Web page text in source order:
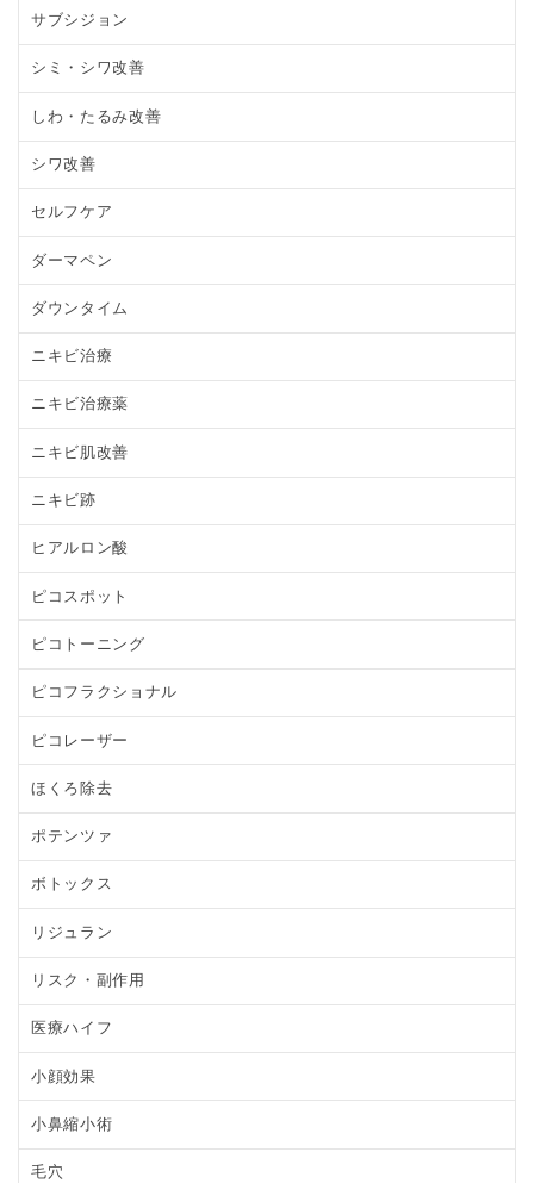
サブシジョン
シミ・シワ改善
しわ・たるみ改善
シワ改善
セルフケア
ダーマペン
ダウンタイム
ニキビ治療
ニキビ治療薬
ニキビ肌改善
ニキビ跡
ヒアルロン酸
ピコスポット
ピコトーニング
ピコフラクショナル
ピコレーザー
ほくろ除去
ポテンツァ
ボトックス
リジュラン
リスク・副作用
医療ハイフ
小顔効果
小鼻縮小術
毛穴